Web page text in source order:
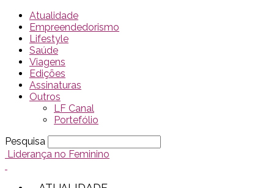
Atualidade
Empreendedorismo
Lifestyle
Saúde
Viagens
Edições
Assinaturas
Outros
LF Canal
Portefólio
Pesquisa
Liderança no Feminino